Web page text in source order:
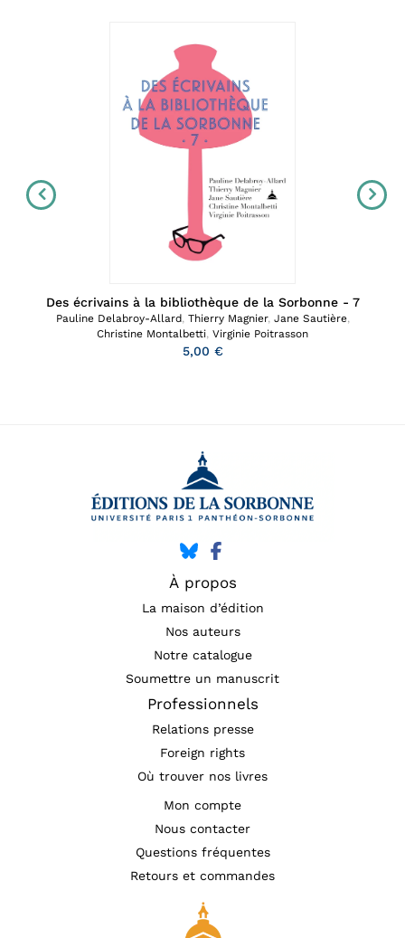
Des écrivains à la bibliothèque de la Sorbonne - 7
Pauline Delabroy-Allard, Thierry Magnier, Jane Sautière,
Christine Montalbetti, Virginie Poitrasson
5,00 €
À propos
La maison d’édition
Nos auteurs
Notre catalogue
Soumettre un manuscrit
Professionnels
Relations presse
Foreign rights
Où trouver nos livres
Mon compte
Nous contacter
Questions fréquentes
Retours et commandes